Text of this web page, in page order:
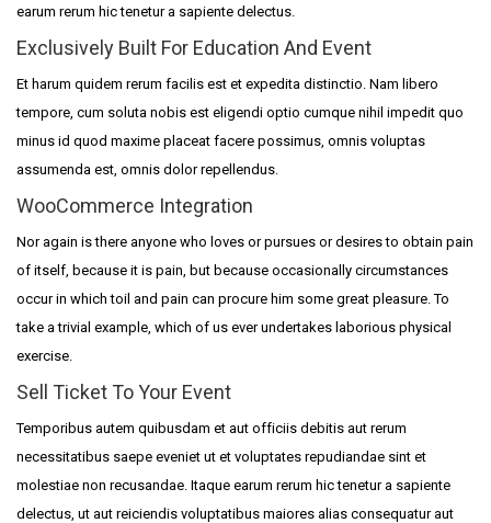
earum rerum hic tenetur a sapiente delectus.
Exclusively Built For Education And Event
Et harum quidem rerum facilis est et expedita distinctio. Nam libero
tempore, cum soluta nobis est eligendi optio cumque nihil impedit quo
minus id quod maxime placeat facere possimus, omnis voluptas
assumenda est, omnis dolor repellendus.
WooCommerce Integration
Nor again is there anyone who loves or pursues or desires to obtain pain
of itself, because it is pain, but because occasionally circumstances
occur in which toil and pain can procure him some great pleasure. To
take a trivial example, which of us ever undertakes laborious physical
exercise.
Sell Ticket To Your Event
Temporibus autem quibusdam et aut officiis debitis aut rerum
necessitatibus saepe eveniet ut et voluptates repudiandae sint et
molestiae non recusandae. Itaque earum rerum hic tenetur a sapiente
delectus, ut aut reiciendis voluptatibus maiores alias consequatur aut